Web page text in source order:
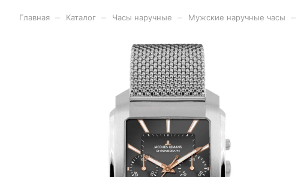
Главная Каталог Часы наручные Мужские наручные часы